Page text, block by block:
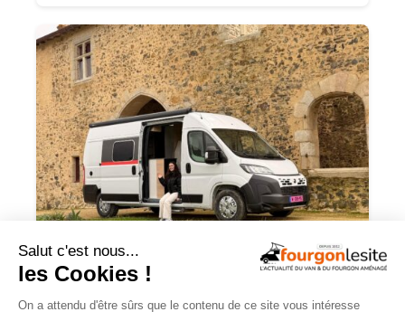
JOA by Pilote soigne les apparences et
notre budget